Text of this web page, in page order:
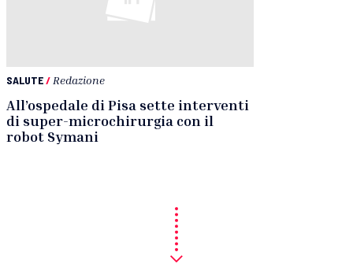
SALUTE/ Redazione
All’ospedale di Pisa sette interventi
di super-microchirurgia con il
robot Symani